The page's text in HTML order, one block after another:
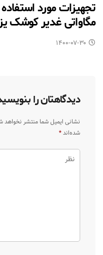
مگاواتی غدیر کوشک یزد
۱۴۰۰-۰۷-۳۰
دیدگاهتان را بنویسید
نشانی ایمیل شما منتشر نخواهد شد.
شده‌اند*